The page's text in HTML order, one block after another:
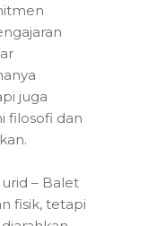
juga
filosofi dan
– Balet
fisik, tetapi